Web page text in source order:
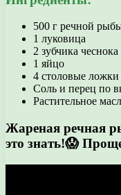
500 г речной
1 луковица
2 зубчика чеснока
1 яйцо
4 столовые ложки
Соль и перец по
Растительное
Жареная речная
это знать!😱